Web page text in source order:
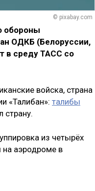
© pixabay.com
обороны
ОДКБ (Белоруссии,
в среду ТАСС со
войска, страна
«Талибан»: талибы
страну.
из четырёх
на аэродроме в